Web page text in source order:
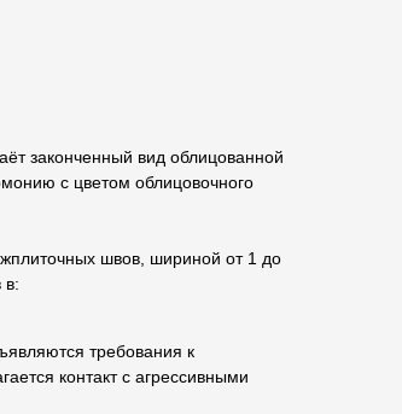
законченный вид облицованной
с цветом облицовочного
швов, шириной от 1 до
в:
требования к
контакт с агрессивными